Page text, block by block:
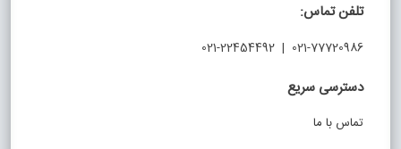
تلفن تماس:
021-77720986 | 021-22454492
دسترسی سریع
تماس با ما